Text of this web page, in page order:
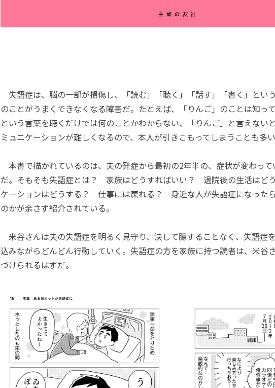
失語症は、脳の一部が損傷し、「読む」「聴く」「話す」「書く」とい
のことがうまくできなくなる障害だ。たとえば、「りんご」のことは知っ
という言葉を聴くだけでは何のことかわからない、「りんご」と言えない
ミュニケーションが難しくなるので、本人が引きこもってしまうことも多い
本書で描かれているのは、夫の発症から最初の2年半の、症状が変わっ
だ。そもそも失語症とは？ 家族はどうすればいい？ 退院後の生活はど
ケ―ションはどうする？ 仕事には戻れる？ 身近な人が失語症になった
のかが余さず紹介されている。
米谷さんは夫の失語症を明るく見守り、決して臆することなく、失語症
込みながらどんどん行動していく。失語症の方を家族に持つ読者は、米谷
づけられるはずだ。